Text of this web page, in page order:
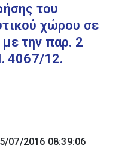
του
χώρου σε
την παρ. 2
4067/12.
07/2016 08:39:06